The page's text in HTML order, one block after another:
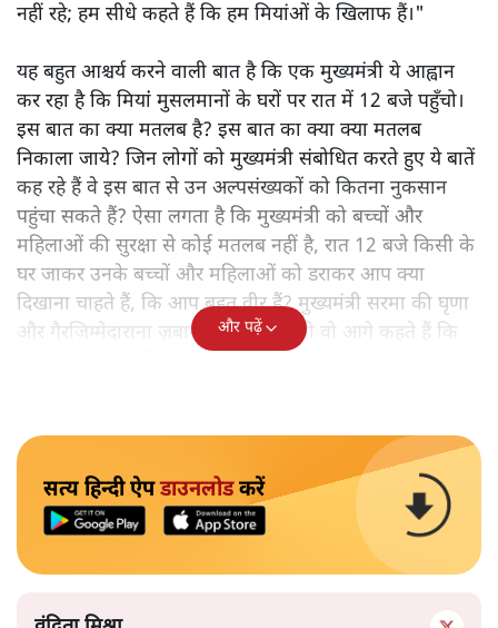
नहीं रहे; हम सीधे कहते हैं कि हम मियांओं के खिलाफ हैं।"
यह बहुत आश्चर्य करने वाली बात है कि एक मुख्यमंत्री ये आह्वान
कर रहा है कि मियांं मुसलमानों के घरों पर रात में 12 बजे पहुँचो।
इस बात का क्या मतलब है? इस बात का क्या क्या मतलब
निकाला जाये? जिन लोगों को मुख्यमंत्री संबोधित करते हुए ये बातें
कह रहे हैं वे इस बात से उन अल्पसंख्यकों को कितना नुकसान
पहुंचा सकते हैं? ऐसा लगता है कि मुख्यमंत्री को बच्चों और
महिलाओं की सुरक्षा से कोई मतलब नहीं है, रात 12 बजे किसी के
घर जाकर उनके बच्चों और महिलाओं को डराकर आप क्या
दिखाना चाहते हैं, कि आप बहुत वीर हैं? मुख्यमंत्री सरमा की घृणा
और गैरजिम्मेदाराना ज़बान यहीं नहीं रुकती वो आगे कहते हैं कि
और पढ़ें
सत्य हिन्दी ऐपडाउनलोडकरें